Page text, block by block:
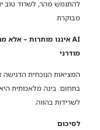
להתגמש מהר, לשרוד טוב
מבוקרת.
AI איננו מותרות – אלא
מודרני
המציאות הנוכחית
בתחום: בינה מלאכותית
לשרידות בהווה.
לסיכום